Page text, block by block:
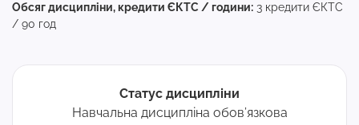
Обсяг дисципліни, кредити ЄКТС / години: 3 кредити ЄКТС
/ 90 год
Статус дисципліни
Навчальна дисципліна обов’язкова